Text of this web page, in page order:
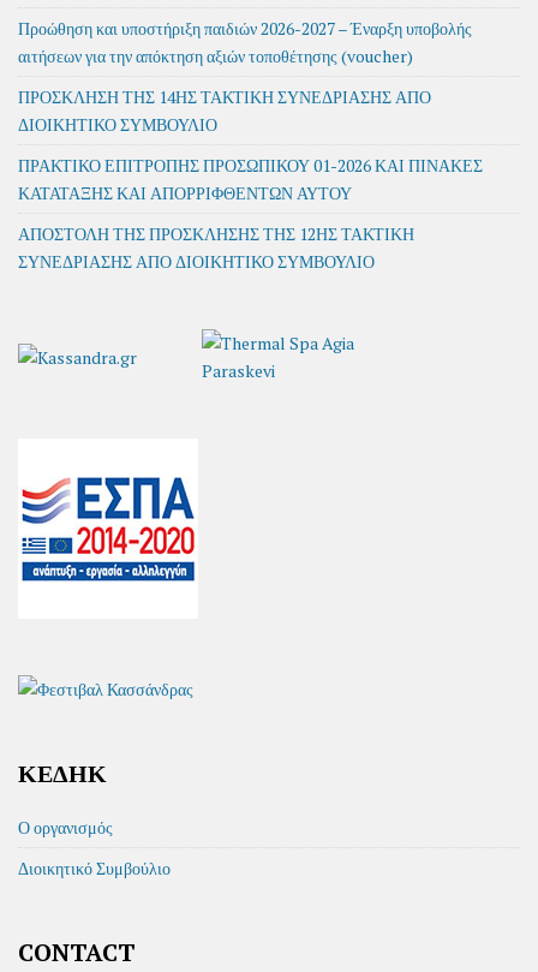
Προώθηση και υποστήριξη παιδιών 2026-2027 – Έναρξη υποβολής
αιτήσεων για την απόκτηση αξιών τοποθέτησης (voucher)
ΠΡΟΣΚΛΗΣΗ ΤΗΣ 14ΗΣ ΤΑΚΤΙΚΗ ΣΥΝΕΔΡΙΑΣΗΣ ΑΠΟ
ΔΙΟΙΚΗΤΙΚΟ ΣΥΜΒΟΥΛΙΟ
ΠΡΑΚΤΙΚΟ ΕΠΙΤΡΟΠΗΣ ΠΡΟΣΩΠΙΚΟΥ 01-2026 ΚΑΙ ΠΙΝΑΚΕΣ
ΚΑΤΑΤΑΞΗΣ ΚΑΙ ΑΠΟΡΡΙΦΘΕΝΤΩΝ ΑΥΤΟΥ
ΑΠΟΣΤΟΛΗ ΤΗΣ ΠΡΟΣΚΛΗΣΗΣ ΤΗΣ 12ΗΣ ΤΑΚΤΙΚΗ
ΣΥΝΕΔΡΙΑΣΗΣ ΑΠΟ ΔΙΟΙΚΗΤΙΚΟ ΣΥΜΒΟΥΛΙΟ
ΚΕΔΗΚ
Ο οργανισμός
Διοικητικό Συμβούλιο
CONTACT